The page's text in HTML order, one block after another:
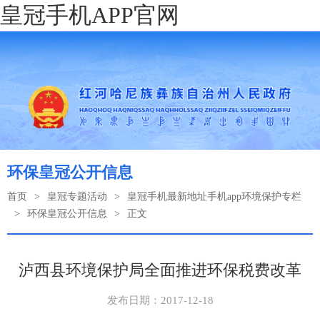
皇冠手机APP官网
环保皇冠公开信息
首页 > 皇冠专题活动 >
皇冠手机最新地址手机app环境保护专栏
>
环保皇冠公开信息 > 正文
泸西县环境保护局全面推进环保税费改革
发布日期：2017-12-18